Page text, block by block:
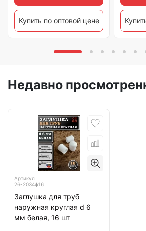
Купить по оптовой цене
Недавно
Артикул
26-2034ф16
Заглушка для труб
наружная круглая d 6
мм белая, 16 шт